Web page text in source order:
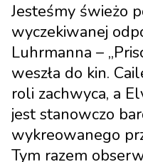
Jesteśmy świeżo
wyczekiwanej
Luhrmanna –
weszła do kin.
roli zachwyca, a
jest stanowczo
wykreowanego
Tym razem